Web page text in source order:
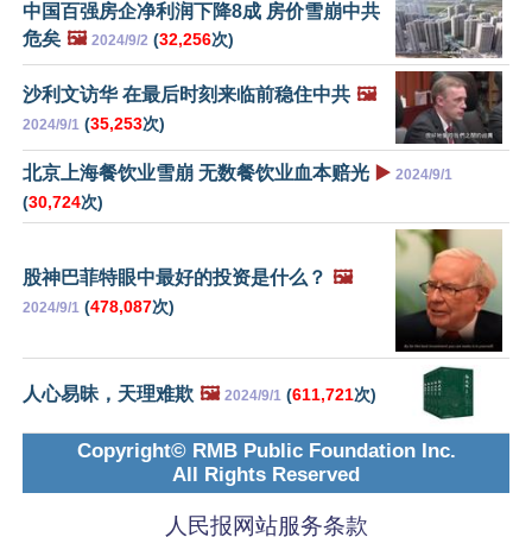
中国百强房企净利润下降8成 房价雪崩中共
危矣 🖼️ 2024/9/2 (32,256次)
沙利文访华 在最后时刻来临前稳住中共 🖼️
2024/9/1 (35,253次)
北京上海餐饮业雪崩 无数餐饮业血本赔光 ▶️ 2024/9/1
(30,724次)
股神巴菲特眼中最好的投资是什么？ 🖼️
2024/9/1 (478,087次)
人心易昧，天理难欺 🖼️ 2024/9/1 (611,721次)
Copyright© RMB Public Foundation Inc.
All Rights Reserved
人民报网站服务条款